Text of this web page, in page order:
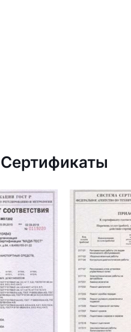
Сертификаты